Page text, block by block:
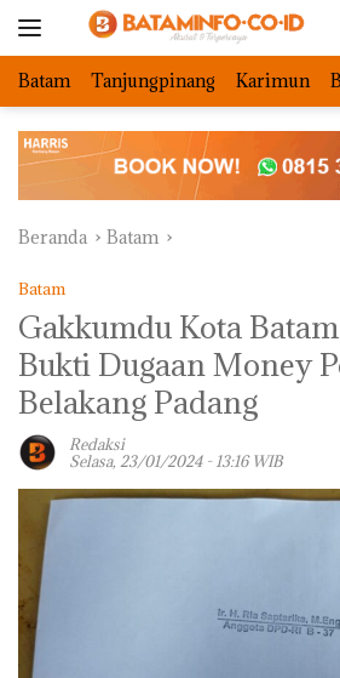
Batam Tanjungpinang Karimun
Beranda Batam
Batam
Gakkumdu Kota
Bukti Dugaan Money
Belakang Padang
Redaksi
Selasa, 23/01/2024 - 13:16 WIB